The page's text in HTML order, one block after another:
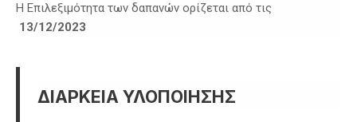
Η Επιλεξιμότητα των δαπανών ορίζεται από τις
13/12/2023
ΔΙΑΡΚΕΙΑ ΥΛΟΠΟΙΗΣΗΣ